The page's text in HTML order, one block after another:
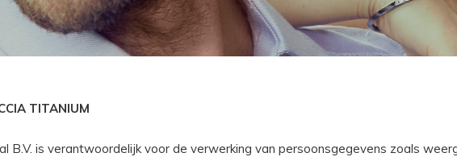
TITANIUM
B.V. is verantwoordelijk voor de verwerking van persoonsgegevens zoals